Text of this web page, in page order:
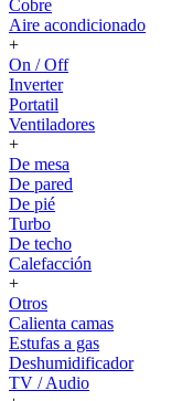
Cobre
Aire acondicionado
+
On / Off
Inverter
Portatil
Ventiladores
+
De mesa
De pared
De pié
Turbo
De techo
Calefacción
+
Otros
Calienta camas
Estufas a gas
Deshumidificador
TV / Audio